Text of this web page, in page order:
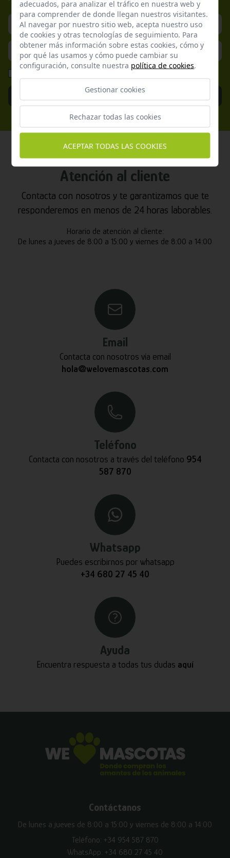
Atención al cliente
Contacta con nosotros y te garantizamos que te
responderemos en menos de 24 horas laborables.
Horario de atención al cliente:
De lunes a jueves de 8:00 a 15:00 y viernes de 8:00 a 14:00
Email
Contacta con nosotros vía email
hola@welovemascotas.com
Teléfono
Contacta con nosotros a través del teléfono 954
587 870
Whatsapp
Puedes escribirnos por whatsapp
+34 680 27 45 40
Ayuda
Encuentra respuesta a todas tus dudas aquí
Contáctanos
De lunes a jueves de 8:00 a 15:00 y viernes de 8:00 a 14:00
Teléfono: +34 954 587 870
WhatsApp: +34 680 27 45 40
adecuados, para analizar el tráfico en nuestra web y
para comprender de donde llegan nuestros visitantes.
Al navegar por nuestro sitio web, acepta nuestro uso
de cookies y otras tecnologías de seguimiento. Para
obtener más información sobre estas cookies, cómo y
por qué las usamos y cómo puede cambiar su
configuración, consulte nuestra política de cookies.
Gestionar cookies
Rechazar todas las cookies
ACEPTAR TODAS LAS COOKIES